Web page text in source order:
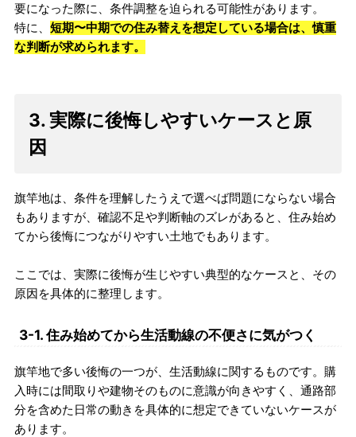
要になった際に、条件調整を迫られる可能性があります。
特に、 短期〜中期での住み替えを想定している場合は、慎重
な判断が求められます。
3. 実際に後悔しやすいケースと原
因
旗竿地は、条件を理解したうえで選べば問題にならない場合
もありますが、確認不足や判断軸のズレがあると、住み始め
てから後悔につながりやすい土地でもあります。
ここでは、実際に後悔が生じやすい典型的なケースと、その
原因を具体的に整理します。
3-1. 住み始めてから生活動線の不便さに気がつく
旗竿地で多い後悔の一つが、生活動線に関するものです。購
入時には間取りや建物そのものに意識が向きやすく、通路部
分を含めた日常の動きを具体的に想定できていないケースが
あります。